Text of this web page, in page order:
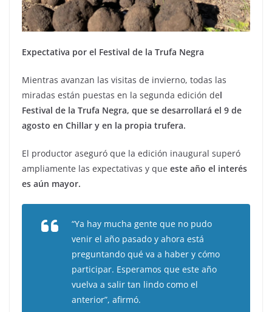
Expectativa por el Festival de la Trufa Negra
Mientras avanzan las visitas de invierno, todas las
miradas están puestas en la segunda edición del
Festival de la Trufa Negra, que se desarrollará el 9 de
agosto en Chillar y en la propia trufera.
El productor aseguró que la edición inaugural superó
ampliamente las expectativas y que este año el interés
es aún mayor.
“Ya hay mucha gente que no pudo
venir el año pasado y ahora está
preguntando qué va a haber y cómo
participar. Esperamos que este año
vuelva a salir tan lindo como el
anterior”, afirmó.